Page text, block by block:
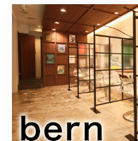
bern 06-
TERMINAL bern 06-6136-6633